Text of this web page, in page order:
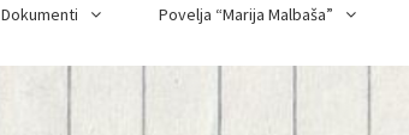
Dokumenti Povelja “Marija Malbaša”